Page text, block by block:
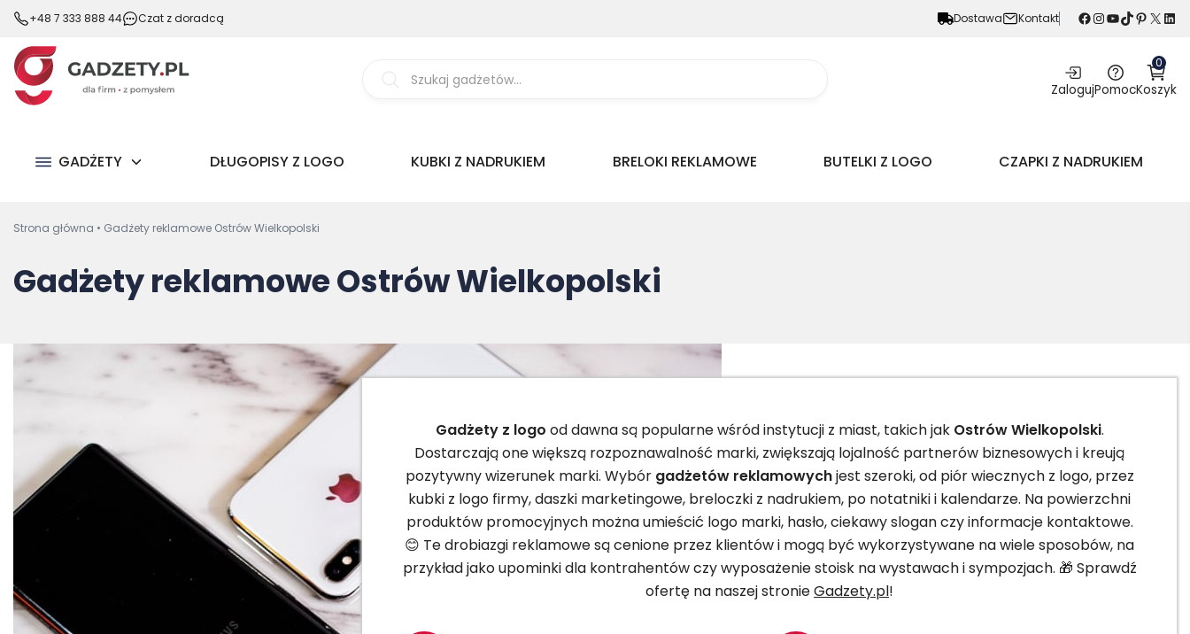
+48 7 333 888 44 Czat z doradcą Dostawa Kontakt Facebook InstagramYouTube TikTok Pinterest X LinkedIn
produktów ZalogujPomoc
0
Koszyk
GADŻETY DŁUGOPISY Z LOGO KUBKI Z NADRUKIEM BRELOKI REKLAMOWE BUTELKI Z LOGO CZAPKI Z NADRUKIEM
Strona główna • Gadżety reklamowe Ostrów Wielkopolski
Gadżety reklamowe Ostrów Wielkopolski
Gadżety z logo od dawna są popularne wśród instytucji z miast, takich jak Ostrów Wielkopolski.
Dostarczają one większą rozpoznawalność marki, zwiększają lojalność partnerów biznesowych i kreują
pozytywny wizerunek marki. Wybór gadżetów reklamowychjest szeroki, od piór wiecznych z logo, przez
kubki z logo firmy, daszki marketingowe, breloczki z nadrukiem, po notatniki i kalendarze. Na powierzchni
produktów promocyjnych można umieścić logo marki, hasło, ciekawy slogan czy informacje kontaktowe.
😊 Te drobiazgi reklamowe są cenione przez klientów i mogą być wykorzystywane na wiele sposobów, na
przykład jako upominki dla kontrahentów czy wyposażenie stoisk na wystawach i sympozjach. 🎁 Sprawdź
ofertę na naszej stronieGadzety.pl!